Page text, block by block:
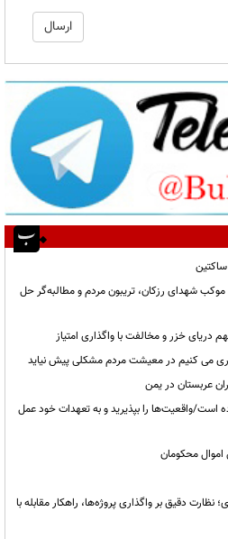
شهدای رزکان، تریبون مردم و مطالبه‌گر حل
دریای خزر و مخالفت با واگذاری امتیاز
کاری می کنیم در معیشت مردم مشکلی پیش نیاید
عربستان در یمن
واقعیت‌ها را بپذیرید و به تعهدات خود عمل
اموال محکومان
نظارت دقیق بر واگذاری پروژه‌ها، راهکار مقابله با